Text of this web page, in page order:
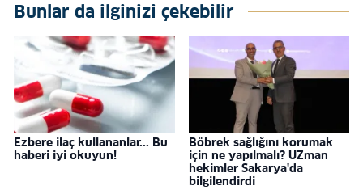
Bunlar da ilginizi çekebilir
Ezbere ilaç kullananlar... Bu
haberi iyi okuyun!
Böbrek sağlığını korumak
için ne yapılmalı? UZman
hekimler Sakarya'da
bilgilendirdi